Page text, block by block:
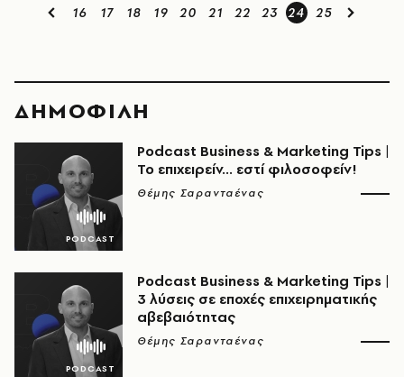
16 17 18 19 20 21 22 23 24 25
ΔΗΜΟΦΙΛΗ
Podcast Business & Marketing Tips |
Το επιχειρείν... εστί φιλοσοφείν!
Θέμης Σαρανταένας
Podcast Business & Marketing Tips |
3 λύσεις σε εποχές επιχειρηματικής
αβεβαιότητας
Θέμης Σαρανταένας